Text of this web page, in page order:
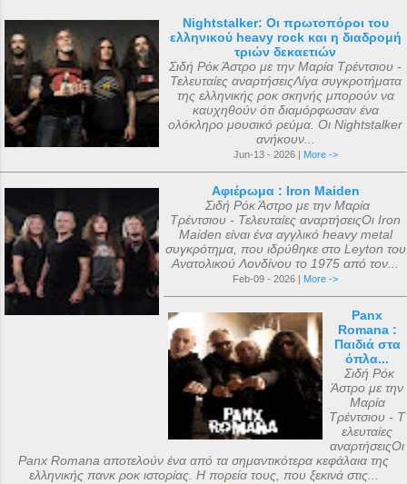
Nightstalker: Οι πρωτοπόροι του
ελληνικού heavy rock και η διαδρομή
τριών δεκαετιών
Σιδή Ρόκ Άστρο με την Μαρία Τρέντσιου -
Τελευταίες αναρτήσειςΛίγα συγκροτήματα
της ελληνικής ροκ σκηνής μπορούν να
καυχηθούν ότι διαμόρφωσαν ένα
ολόκληρο μουσικό ρεύμα. Οι Nightstalker
ανήκουν...
Jun-13 - 2026 | More ->
Αφιέρωμα : Iron Maiden
Σιδή Ρόκ Άστρο με την Μαρία
Τρέντσιου - Τελευταίες αναρτήσειςΟι Iron
Maiden είναι ένα αγγλικό heavy metal
συγκρότημα, που ιδρύθηκε στο Leyton του
Ανατολικού Λονδίνου το 1975 από τον...
Feb-09 - 2026 | More ->
Panx
Romana :
Παιδιά στα
όπλα...
Σιδή Ρόκ
Άστρο με την
Μαρία
Τρέντσιου - Τ
ελευταίες
αναρτήσειςΟι
Panx Romana αποτελούν ένα από τα σημαντικότερα κεφάλαια της
ελληνικής πανκ ροκ ιστορίας. Η πορεία τους, που ξεκινά στις...